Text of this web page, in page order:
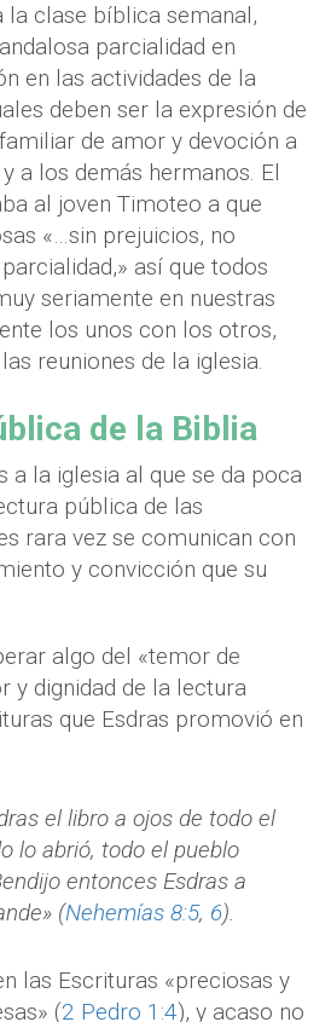
la clase bíblica semanal,
parcialidad en
en las actividades de la
deben ser la expresión de
de amor y devoción a
a los demás hermanos. El
al joven Timoteo a que
«…sin prejuicios, no
así que todos
seriamente en nuestras
los unos con los otros,
reuniones de la iglesia.
de la Biblia
a la iglesia al que se da poca
pública de las
rara vez se comunican con
y convicción que su
algo del «temor de
y dignidad de la lectura
que Esdras promovió en
el libro a ojos de todo el
lo abrió, todo el pueblo
entonces Esdras a
(Nehemías 8:5, 6).
las Escrituras «preciosas y
(2 Pedro 1:4), y acaso no